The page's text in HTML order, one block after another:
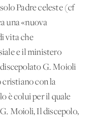
Padre celeste (cf
una «nuova
vita che
e il ministero
G. Moioli
cristiano con la
è colui per il quale
Moioli, Il discepolo,